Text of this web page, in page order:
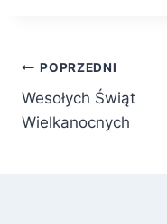
Nawigacja
wpisu
POPRZEDNI
Wesołych Świąt
Wielkanocnych